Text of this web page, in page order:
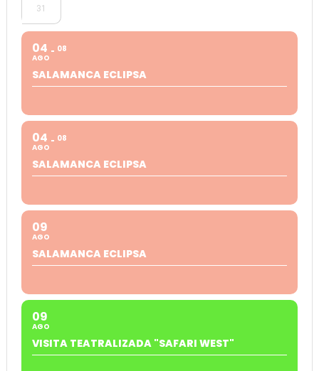
31
04
AGO
08
SALAMANCA ECLIPSA
04
AGO
08
SALAMANCA ECLIPSA
09
AGO
SALAMANCA ECLIPSA
09
AGO
VISITA TEATRALIZADA "SAFARI WEST"